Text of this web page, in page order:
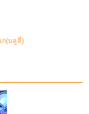
(บลูลี่)